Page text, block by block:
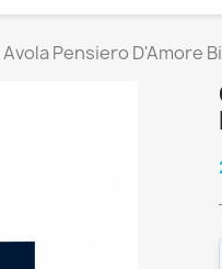
Pensiero D'Amore